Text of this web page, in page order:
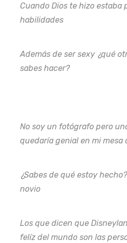
Cuando Dios te hizo estaba
habilidades
Además de ser sexy ¿qué
sabes hacer?
No soy un fotógrafo pero
quedaría genial en mi mesa
¿Sabes de qué estoy
novio
Los que dicen que
felíz del mundo son las